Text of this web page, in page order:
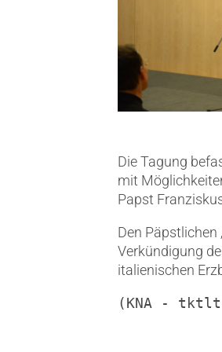
Die Tagung
mit
Papst
Den
Verkündigung
italienischen
(KNA -